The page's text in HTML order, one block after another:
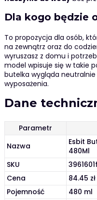
Dla kogo będzie
To propozycja dla osób,
na zewnątrz oraz do
wyruszasz z domu i
model wpisuje się w takie
butelka wygląda
wyposażenia.
Dane
Parametr
Nazwa
Esbit
480Ml
SKU
Cena
84.45 zł
Pojemność
480 ml